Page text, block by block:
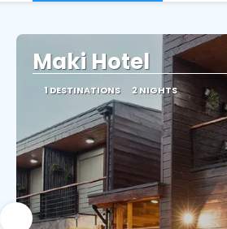
Maki Hotel
1 DESTINATIONS 2 NIGHTS